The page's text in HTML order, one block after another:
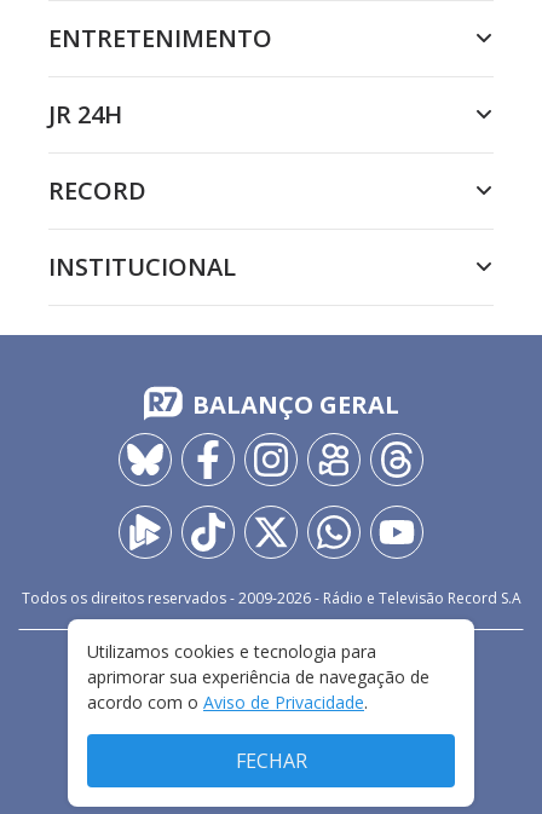
ENTRETENIMENTO
JR 24H
RECORD
INSTITUCIONAL
BALANÇO GERAL
Todos os direitos reservados - 2009-2026- Rádio e Televisão Record S.A
FALE CONOSCO
PRIVACIDADE
TERMOS E CONDIÇÕES DE USO
Utilizamos cookies e tecnologia para
aprimorar sua experiência de navegação de
acordo com o Aviso de Privacidade.
FECHAR